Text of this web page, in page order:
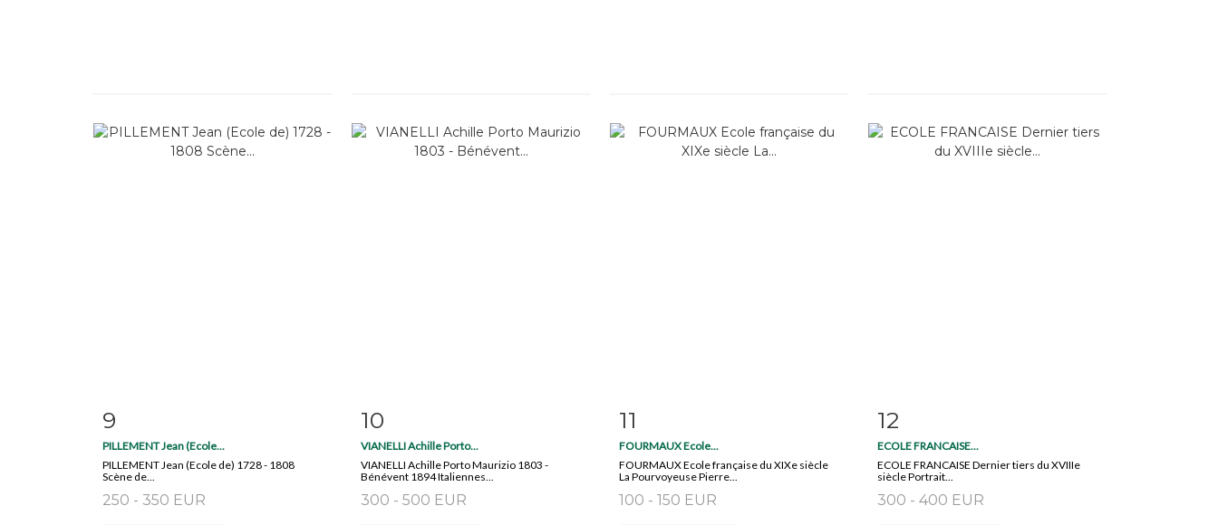
Fiche détaillée
9
PILLEMENT Jean (Ecole...
PILLEMENT Jean (Ecole de) 1728 - 1808
Scène de...
250 - 350 EUR
Fiche détaillée
10
VIANELLI Achille Porto...
VIANELLI Achille Porto Maurizio 1803 -
Bénévent 1894 Italiennes...
300 - 500 EUR
Fiche détaillée
11
FOURMAUX Ecole...
FOURMAUX Ecole française du XIXe siècle
La Pourvoyeuse Pierre...
100 - 150 EUR
Fiche détaillée
12
ECOLE FRANCAISE...
ECOLE FRANCAISE Dernier tiers du XVIIIe
siècle Portrait...
300 - 400 EUR